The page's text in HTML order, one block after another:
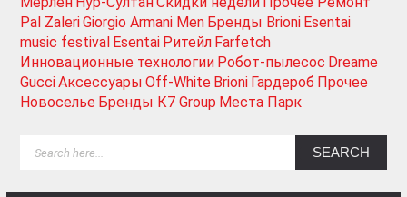
Pal ZaleriGiorgio Armani Men Бренды Brioni Esentai
music festival Esentai Ритейл Farfetch
Инновационные технологии Робот-пылесос Dreame
GucciАксессуары Off-White Brioni Гардероб Прочее
Новоселье Бренды К7 Group Места Парк